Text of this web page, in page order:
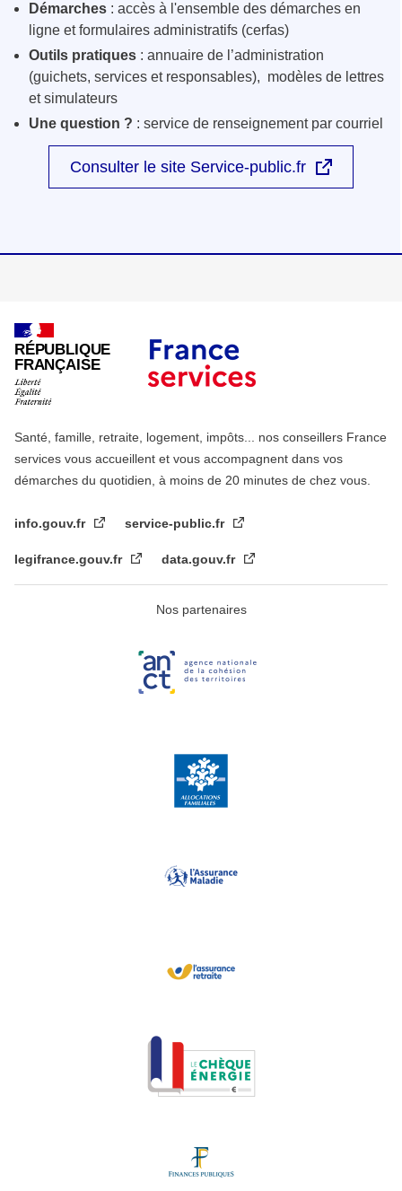
Démarches : accès à l'ensemble des démarches en
ligne et formulaires administratifs (cerfas)
Outils pratiques : annuaire de l’administration
(guichets, services et responsables), modèles de lettres
et simulateurs
Une question ? : service de renseignement par courriel
Consulter le site Service-public.fr
RÉPUBLIQUE
FRANÇAISE
Santé, famille, retraite, logement, impôts... nos conseillers France
services vous accueillent et vous accompagnent dans vos
démarches du quotidien, à moins de 20 minutes de chez vous.
info.gouv.fr service-public.fr
legifrance.gouv.fr data.gouv.fr
Nos partenaires